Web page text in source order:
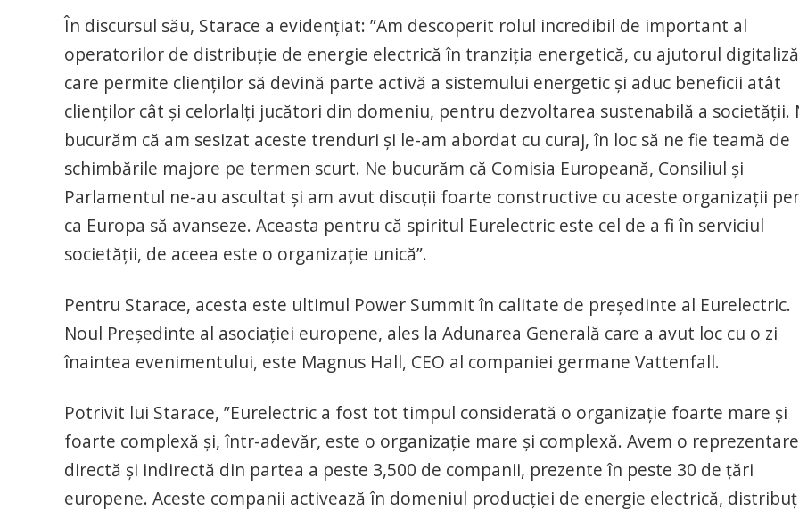
În discursul său, Starace a evidențiat: ”Am descoperit rolul incredibil de important al
operatorilor de distribuție de energie electrică în tranziția energetică, cu ajutorul
care permite clienților să devină parte activă a sistemului energetic și aduc beneficii atât
clienților cât și celorlalți jucători din domeniu, pentru dezvoltarea sustenabilă a societății.
bucurăm că am sesizat aceste trenduri și le-am abordat cu curaj, în loc să ne fie teamă de
schimbările majore pe termen scurt. Ne bucurăm că Comisia Europeană, Consiliul și
Parlamentul ne-au ascultat și am avut discuții foarte constructive cu aceste organizații
ca Europa să avanseze. Aceasta pentru că spiritul Eurelectric este cel de a fi în serviciul
societății, de aceea este o organizație unică”.
Pentru Starace, acesta este ultimul Power Summit în calitate de președinte al Eurelectric.
Noul Președinte al asociației europene, ales la Adunarea Generală care a avut loc cu o zi
înaintea evenimentului, este Magnus Hall, CEO al companiei germane Vattenfall.
Potrivit lui Starace, ”Eurelectric a fost tot timpul considerată o organizație foarte mare și
foarte complexă și, într-adevăr, este o organizație mare și complexă. Avem o reprezentare
directă și indirectă din partea a peste 3,500 de companii, prezente în peste 30 de țări
europene. Aceste companii activează în domeniul producției de energie electrică,